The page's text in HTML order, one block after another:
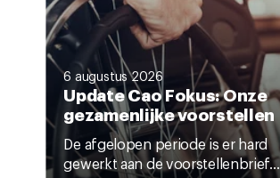
6 augustus 2026
Update Cao Fokus: Onze
gezamenlijke voorstellen
De afgelopen periode is er hard
gewerkt aan de voorstellenbrief...